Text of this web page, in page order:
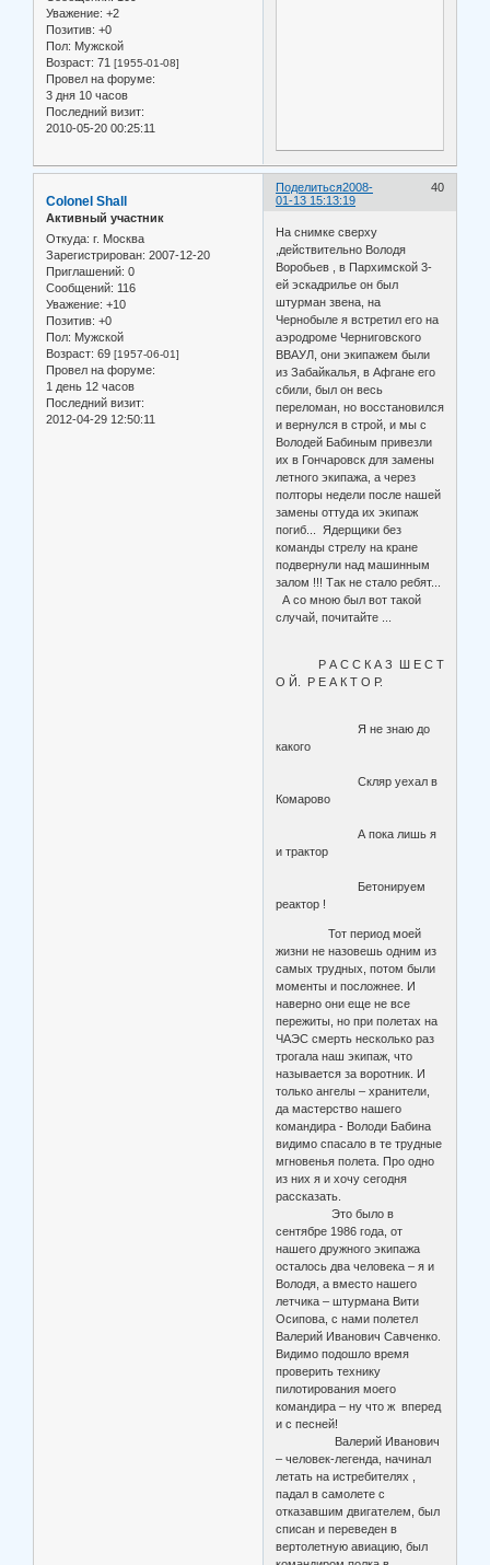
Уважение: +2
Позитив: +0
Пол: Мужской
Возраст: 71 [1955-01-08]
Провел на форуме:
3 дня 10 часов
Последний визит:
2010-05-20 00:25:11
Поделиться 40
2008-
01-13 15:13:19
Colonel Shall
Активный участник
Откуда: г. Москва
Зарегистрирован: 2007-12-20
Приглашений: 0
Сообщений: 116
Уважение: +10
Позитив: +0
Пол: Мужской
Возраст: 69 [1957-06-01]
Провел на форуме:
1 день 12 часов
Последний визит:
2012-04-29 12:50:11
На снимке сверху
,действительно Володя
Воробьев , в Пархимской 3-
ей эскадрилье он был
штурман звена, на
Чернобыле я встретил его на
аэродроме Черниговского
ВВАУЛ, они экипажем были
из Забайкалья, в Афгане его
сбили, был он весь
переломан, но восстановился
и вернулся в строй, и мы с
Володей Бабиным привезли
их в Гончаровск для замены
летного экипажа, а через
полторы недели после нашей
замены оттуда их экипаж
погиб... Ядерщики без
команды стрелу на кране
подвернули над машинным
залом !!! Так не стало ребят...
А со мною был вот такой
случай, почитайте ...
Р А С С К А З Ш Е С Т
О Й. Р Е А К Т О Р.
Я не знаю до
какого
Скляр уехал в
Комарово
А пока лишь я
и трактор
Бетонируем
реактор !
Тот период моей
жизни не назовешь одним из
самых трудных, потом были
моменты и посложнее. И
наверно они еще не все
пережиты, но при полетах на
ЧАЭС смерть несколько раз
трогала наш экипаж, что
называется за воротник. И
только ангелы – хранители,
да мастерство нашего
командира - Володи Бабина
видимо спасало в те трудные
мгновенья полета. Про одно
из них я и хочу сегодня
рассказать.
Это было в
сентябре 1986 года, от
нашего дружного экипажа
осталось два человека – я и
Володя, а вместо нашего
летчика – штурмана Вити
Осипова, с нами полетел
Валерий Иванович Савченко.
Видимо подошло время
проверить технику
пилотирования моего
командира – ну что ж вперед
и с песней!
Валерий Иванович
– человек-легенда, начинал
летать на истребителях ,
падал в самолете с
отказавшим двигателем, был
списан и переведен в
вертолетную авиацию, был